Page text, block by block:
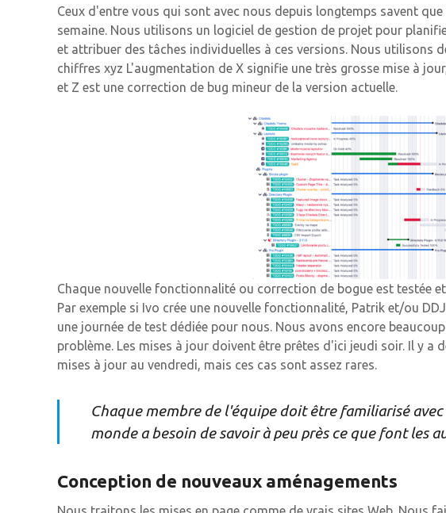
Ceux d'entre vous qui sont avec nous depuis longtemps savent
semaine. Nous utilisons un logiciel de gestion de projet pour
et attribuer des tâches individuelles à ces versions. Nous utilisons
chiffres xyz L'augmentation de X signifie une très grosse mise à
et Z est une correction de bug mineur de la version actuelle.
Chaque nouvelle fonctionnalité ou correction de bogue est testée
Par exemple si Ivo crée une nouvelle fonctionnalité, Patrik et/ou
une journée de test dédiée pour nous. Nous avons encore
problème. Les mises à jour doivent être prêtes d'ici jeudi soir. Il y a
mises à jour au vendredi, mais ces cas sont assez rares.
Chaque membre de l'équipe doit être familiarisé
monde a besoin de savoir à peu près ce que font les
Conception de nouveaux aménagements